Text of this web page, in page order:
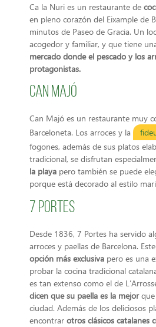
Ca la Nuri es un restaurante de
en pleno corazón del Eixample de
minutos de Paseo de Gracia. Un
acogedor y familiar, y que tiene
mercado donde el pescado y los
protagonistas.
Can Majó
Can Majó es un restaurante muy
Barceloneta. Los arroces y la
fogones, además de sus platos
tradicional, se disfrutan
la playa pero también se puede
porque está decorado al estilo
7 Portes
Desde 1836, 7 Portes ha servido
arroces y paellas de Barcelona.
opción más exclusiva pero es una
probar la cocina tradicional
es tan extenso como el de
dicen que su paella es la mejor
ciudad. Además de los deliciosos
encontrar otros clásicos catalanes